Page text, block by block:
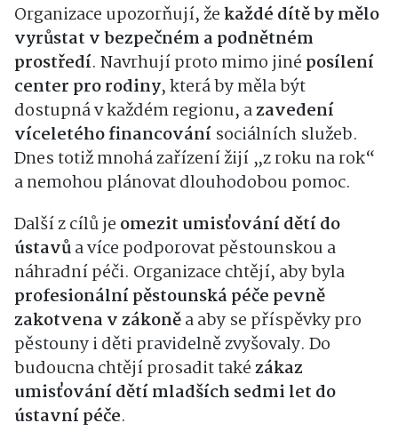
Organizace upozorňují, žekaždé dítě by mělo
vyrůstat v bezpečném a podnětném
prostředí. Navrhují proto mimo jiné posílení
center pro rodiny, která by měla být
dostupná v každém regionu, azavedení
víceletého financování sociálních služeb.
Dnes totiž mnohá zařízení žijí „z roku na rok“
a nemohou plánovat dlouhodobou pomoc.
Další z cílů je omezit umisťování dětí do
ústavůa více podporovat pěstounskou a
náhradní péči. Organizace chtějí, aby byla
profesionální pěstounská péče pevně
zakotvena v zákoněa aby se příspěvky pro
pěstouny i děti pravidelně zvyšovaly. Do
budoucna chtějí prosadit takézákaz
umisťování dětí mladších sedmi let do
ústavní péče.